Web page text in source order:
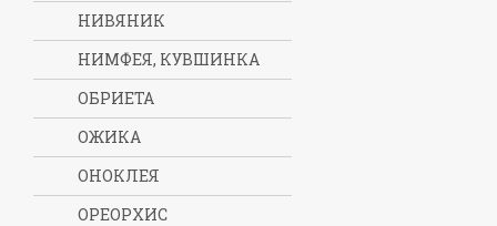
НИВЯНИК
НИМФЕЯ, КУВШИНКА
ОБРИЕТА
ОЖИКА
ОНОКЛЕЯ
ОРЕОРХИС